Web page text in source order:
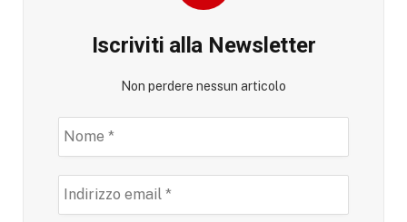
Iscriviti alla Newsletter
Non perdere nessun articolo